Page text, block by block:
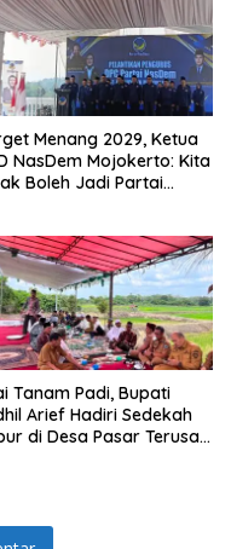
Menang 2029, Ketua
NasDem Mojokerto: Kita
Boleh Jadi Partai
Tanam Padi, Bupati
Arief Hadiri Sedekah
di Desa Pasar Terusan: